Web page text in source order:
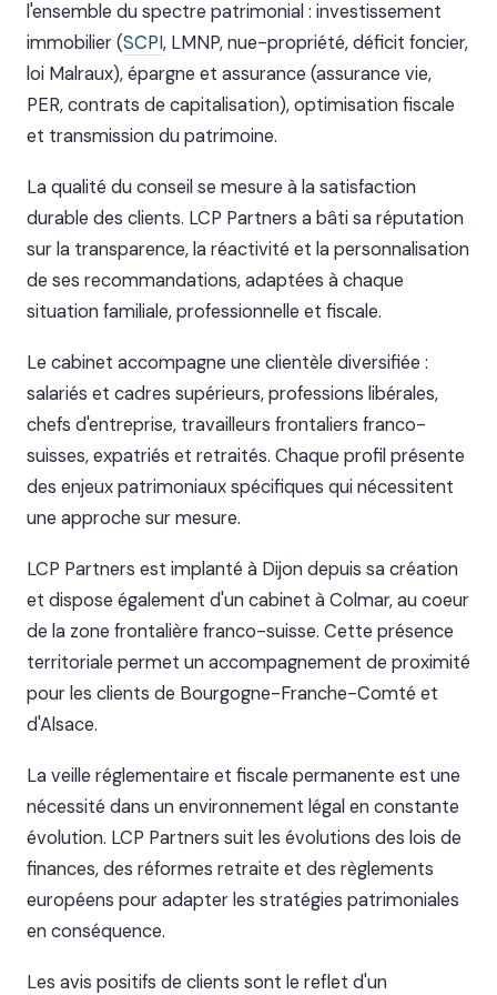
l'ensemble du spectre patrimonial : investissement
immobilier (SCPI, LMNP, nue-propriété, déficit foncier,
loi Malraux), épargne et assurance (assurance vie,
PER, contrats de capitalisation), optimisation fiscale
et transmission du patrimoine.
La qualité du conseil se mesure à la satisfaction
durable des clients. LCP Partners a bâti sa réputation
sur la transparence, la réactivité et la personnalisation
de ses recommandations, adaptées à chaque
situation familiale, professionnelle et fiscale.
Le cabinet accompagne une clientèle diversifiée :
salariés et cadres supérieurs, professions libérales,
chefs d'entreprise, travailleurs frontaliers franco-
suisses, expatriés et retraités. Chaque profil présente
des enjeux patrimoniaux spécifiques qui nécessitent
une approche sur mesure.
LCP Partners est implanté à Dijon depuis sa création
et dispose également d'un cabinet à Colmar, au coeur
de la zone frontalière franco-suisse. Cette présence
territoriale permet un accompagnement de proximité
pour les clients de Bourgogne-Franche-Comté et
d'Alsace.
La veille réglementaire et fiscale permanente est une
nécessité dans un environnement légal en constante
évolution. LCP Partners suit les évolutions des lois de
finances, des réformes retraite et des règlements
européens pour adapter les stratégies patrimoniales
en conséquence.
Les avis positifs de clients sont le reflet d'un